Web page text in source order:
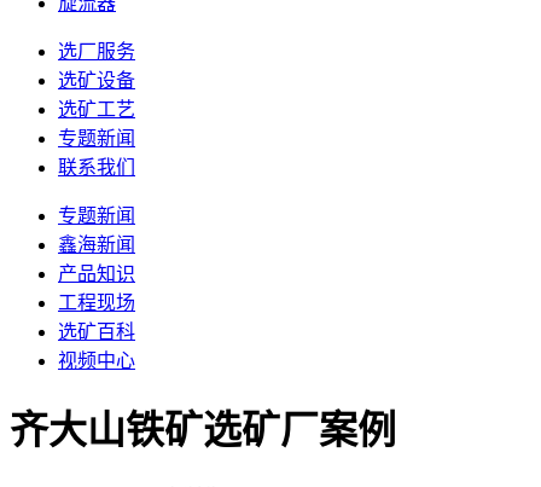
选厂服务
选矿设备
选矿工艺
专题新闻
联系我们
专题新闻
鑫海新闻
产品知识
工程现场
选矿百科
视频中心
齐大山铁矿选矿厂案例